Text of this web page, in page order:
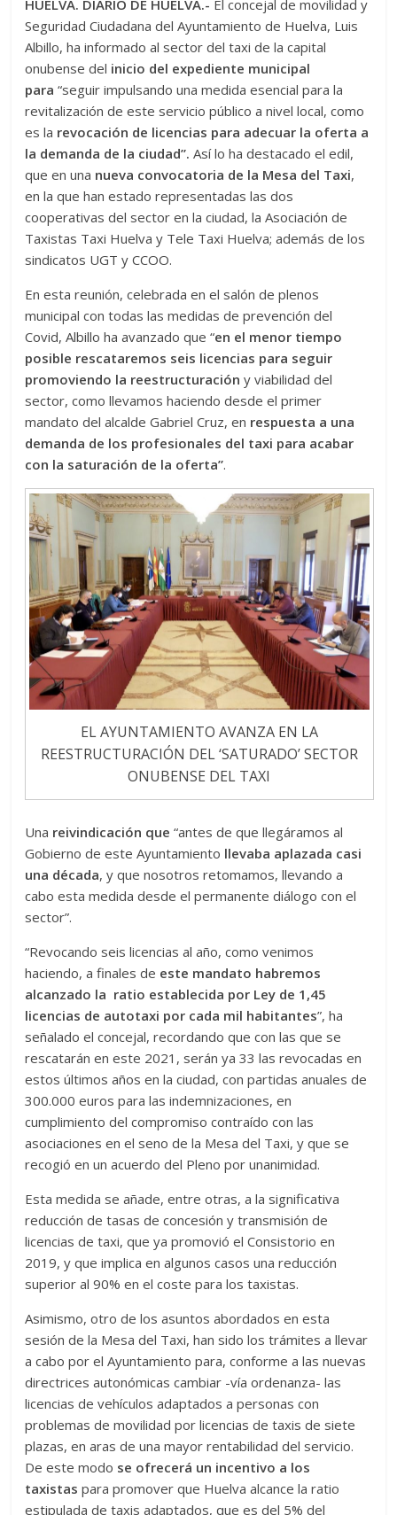
HUELVA. DIARIO DE HUELVA.- El concejal de movilidad y
Seguridad Ciudadana del Ayuntamiento de Huelva, Luis
Albillo, ha informado al sector del taxi de la capital
onubense del inicio del expediente municipal
para “seguir impulsando una medida esencial para la
revitalización de este servicio público a nivel local, como
es la revocación de licencias para adecuar la oferta a
la demanda de la ciudad”. Así lo ha destacado el edil,
que en una nueva convocatoria de la Mesa del Taxi,
en la que han estado representadas las dos
cooperativas del sector en la ciudad, la Asociación de
Taxistas Taxi Huelva y Tele Taxi Huelva; además de los
sindicatos UGT y CCOO.
En esta reunión, celebrada en el salón de plenos
municipal con todas las medidas de prevención del
Covid, Albillo ha avanzado que “en el menor tiempo
posible rescataremos seis licencias para seguir
promoviendo la reestructuración y viabilidad del
sector, como llevamos haciendo desde el primer
mandato del alcalde Gabriel Cruz, en respuesta a una
demanda de los profesionales del taxi para acabar
con la saturación de la oferta”.
EL AYUNTAMIENTO AVANZA EN LA
REESTRUCTURACIÓN DEL ‘SATURADO’ SECTOR
ONUBENSE DEL TAXI
Una reivindicación que “antes de que llegáramos al
Gobierno de este Ayuntamiento llevaba aplazada casi
una década, y que nosotros retomamos, llevando a
cabo esta medida desde el permanente diálogo con el
sector”.
“Revocando seis licencias al año, como venimos
haciendo, a finales de este mandato habremos
alcanzado la ratio establecida por Ley de 1,45
licencias de autotaxi por cada mil habitantes”, ha
señalado el concejal, recordando que con las que se
rescatarán en este 2021, serán ya 33 las revocadas en
estos últimos años en la ciudad, con partidas anuales de
300.000 euros para las indemnizaciones, en
cumplimiento del compromiso contraído con las
asociaciones en el seno de la Mesa del Taxi, y que se
recogió en un acuerdo del Pleno por unanimidad.
Esta medida se añade, entre otras, a la significativa
reducción de tasas de concesión y transmisión de
licencias de taxi, que ya promovió el Consistorio en
2019, y que implica en algunos casos una reducción
superior al 90% en el coste para los taxistas.
Asimismo, otro de los asuntos abordados en esta
sesión de la Mesa del Taxi, han sido los trámites a llevar
a cabo por el Ayuntamiento para, conforme a las nuevas
directrices autonómicas cambiar -vía ordenanza- las
licencias de vehículos adaptados a personas con
problemas de movilidad por licencias de taxis de siete
plazas, en aras de una mayor rentabilidad del servicio.
De este modo se ofrecerá un incentivo a los
taxistas para promover que Huelva alcance la ratio
estipulada de taxis adaptados, que es del 5% del